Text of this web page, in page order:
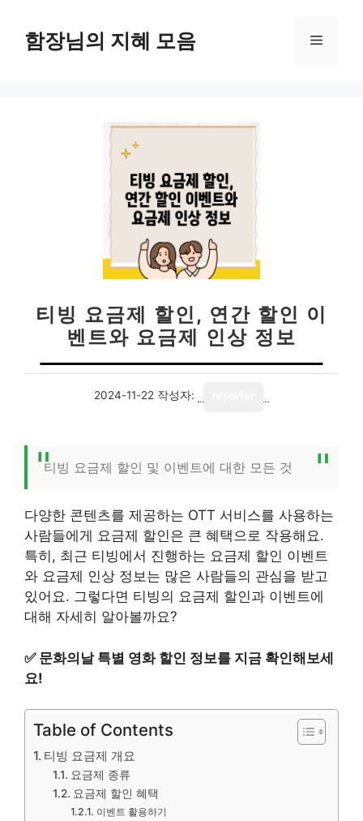
함장님의 지혜 모음 메
티빙 요금제 할인, 연간 할인 이
벤트와 요금제 인상 정보
2024-11-22 작성자:
티빙 요금제 할인 및 이벤트에 대한 모든 것
다양한 콘텐츠를 제공하는 OTT 서비스를 사용하는
사람들에게 요금제 할인은 큰 혜택으로 작용해요.
특히, 최근 티빙에서 진행하는 요금제 할인 이벤트
와 요금제 인상 정보는 많은 사람들의 관심을 받고
있어요. 그렇다면 티빙의 요금제 할인과 이벤트에
대해 자세히 알아볼까요?
✅ 문화의날 특별 영화 할인 정보를 지금 확인해보세
요!
Table of Contents
티빙 요금제 개요
요금제 종류
요금제 할인 혜택
이벤트 활용하기